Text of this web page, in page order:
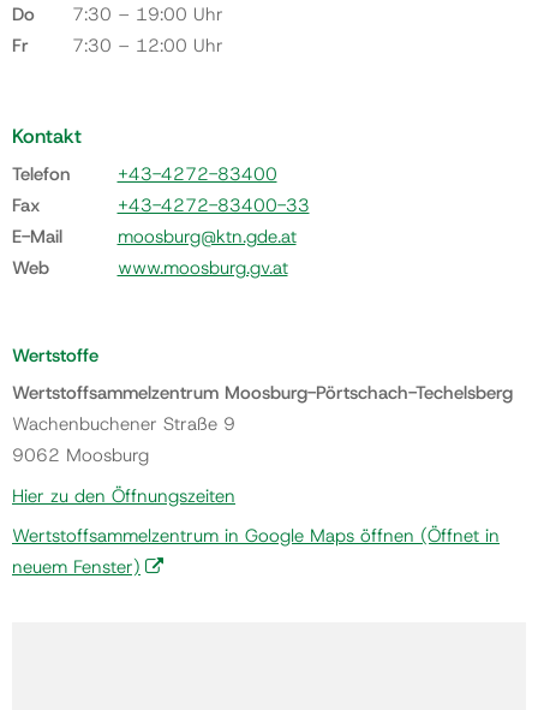
Do
7:30 – 19:00 Uhr
Fr
7:30 – 12:00 Uhr
Kontakt
Telefon
+43-4272-83400
Fax
+43-4272-83400-33
E-Mail
moosburg@ktn.gde.at
Web
www.moosburg.gv.at
Wertstoffe
Wertstoffsammelzentrum Moosburg-Pörtschach-Techelsberg
Wachenbuchener Straße 9
9062 Moosburg
Hier zu den Öffnungszeiten
Wertstoffsammelzentrum in Google Maps öffnen (Öffnet in
neuem Fenster)